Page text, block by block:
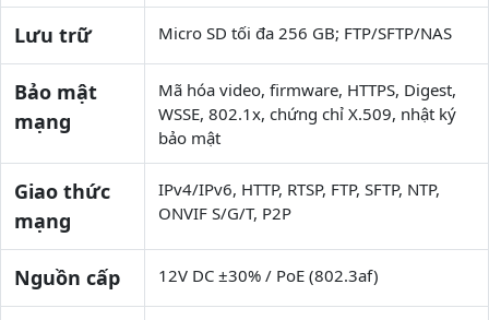
Lưu trữ Micro SD tối đa 256 GB; FTP/SFTP/NAS
Bảo mật
mạng
Mã hóa video, firmware, HTTPS, Digest,
WSSE, 802.1x, chứng chỉ X.509, nhật ký
bảo mật
Giao thức
mạng
IPv4/IPv6, HTTP, RTSP, FTP, SFTP, NTP,
ONVIF S/G/T, P2P
Nguồn cấp 12V DC ±30% / PoE (802.3af)